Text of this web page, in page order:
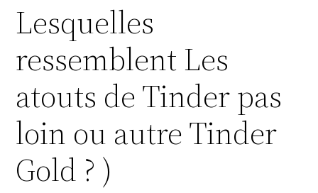
Lesquelles
ressemblent Les
atouts de Tinder pas
loin ou autre Tinder
Gold ? )